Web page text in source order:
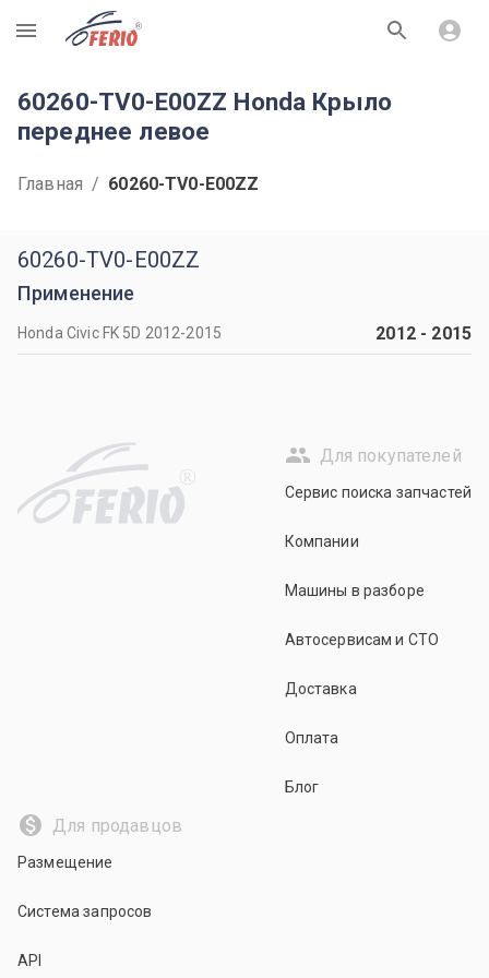
R
60260-TV0-E00ZZ Honda Крыло
переднее левое
Главная / 60260-TV0-E00ZZ
60260-TV0-E00ZZ
Применение
Honda Civic FK 5D 2012-2015 2012- 2015
R
Для покупателей
Сервис поиска запчастей
Компании
Машины в разборе
Автосервисам и СТО
Доставка
Оплата
Блог
Для продавцов
Размещение
Система запросов
API